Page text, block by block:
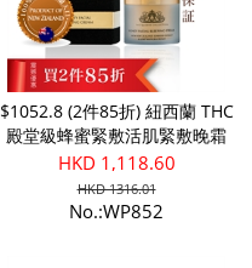
$1052.8 (2件85折) 紐西蘭 THC
殿堂級蜂蜜緊敷活肌緊敷晚霜
HKD 1,118.60
HKD 1316.01
No.:WP852